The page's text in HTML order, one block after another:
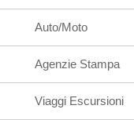
Auto/Moto
Agenzie Stampa
Viaggi Escursioni